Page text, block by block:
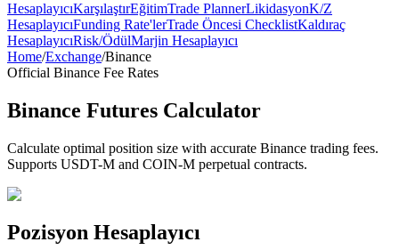
HesaplayıcıKarşılaştırEğitimTrade PlannerLikidasyonK/Z
HesaplayıcıFunding Rate'lerTrade Öncesi ChecklistKaldıraç
HesaplayıcıRisk/ÖdülMarjin Hesaplayıcı
Home/Exchange/Binance
Official Binance Fee Rates
Binance Futures Calculator
Calculate optimal position size with accurate Binance trading fees.
Supports USDT-M and COIN-M perpetual contracts.
Pozisyon Hesaplayıcı